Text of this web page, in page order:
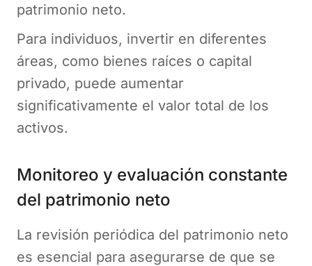
patrimonio neto.
Para individuos, invertir en diferentes
áreas, como bienes raíces o capital
privado, puede aumentar
significativamente el valor total de los
activos.
Monitoreo y evaluación constante
del patrimonio neto
La revisión periódica del patrimonio neto
es esencial para asegurarse de que se